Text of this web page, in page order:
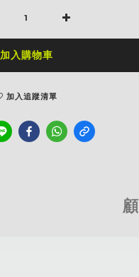
加入購物車
加入追蹤清單